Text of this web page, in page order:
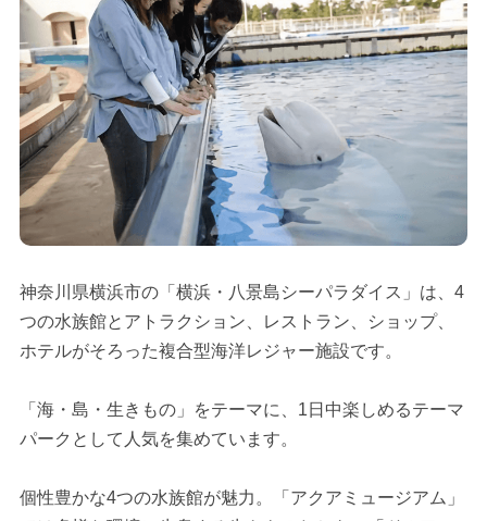
神奈川県横浜市の「横浜・八景島シーパラダイス」は、4
つの水族館とアトラクション、レストラン、ショップ、
ホテルがそろった複合型海洋レジャー施設です。
「海・島・生きもの」をテーマに、1日中楽しめるテーマ
パークとして人気を集めています。
個性豊かな4つの水族館が魅力。「アクアミュージアム」